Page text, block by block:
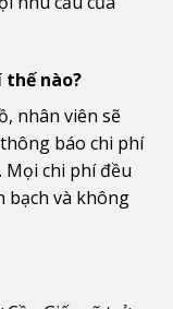
nào?
nhân viên sẽ
báo chi phí
chi phí đều
bạch và không